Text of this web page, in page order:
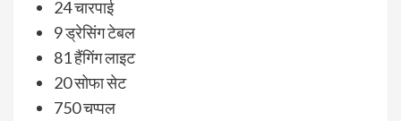
24 चारपाई
9 ड्रेसिंग टेबल
81 हैंगिंग लाइट
20 सोफा सेट
750 चप्पल